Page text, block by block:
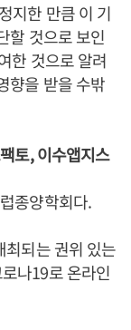
지한 만큼 이 기
할 것으로 보인
한 것으로 알려
향을 받을 수밖
토, 이수앱지스
종양학회다.
최되는 권위 있는
나19로 온라인